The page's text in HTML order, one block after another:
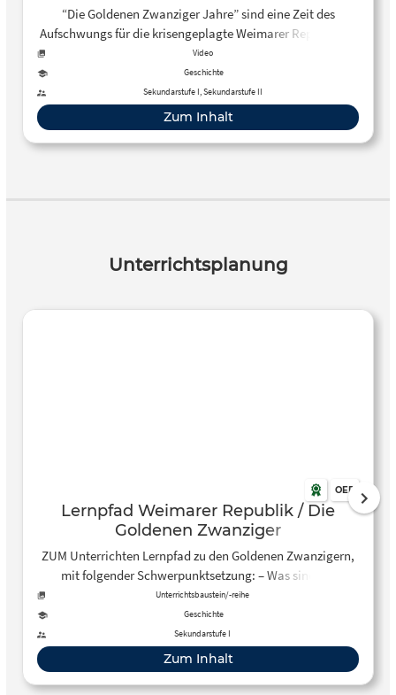
“Die Goldenen Zwanziger Jahre” sind eine Zeit des
Aufschwungs für die krisengeplagte Weimarer Republik. In
diesem Video erklärt dir Mirko, woher dieser Aufschwung
kommt, wie er das Leben der Menschen verändert und
warum trotzdem nicht alles golden war.
Video
Geschichte
Sekundarstufe I, Sekundarstufe II
Zum Inhalt
Unterrichtsplanung
OER
Lernpfad Weimarer Republik / Die
Goldenen Zwanziger
ZUM Unterrichten Lernpfad zu den Goldenen Zwanzigern,
mit folgender Schwerpunktsetzung: – Was sind die
Goldenen Zwanziger? – Die Goldenen Zwanziger an einem
Beispiel (Massenmedien, Wissenschaft & Technik, Kunst &
Kultur, Gesellschaft & Soziales.) untersuchen. – Waren die
Goldenen Zwanziger wirklich golden?
Unterrichtsbaustein/-reihe
Geschichte
Sekundarstufe I
Zum Inhalt